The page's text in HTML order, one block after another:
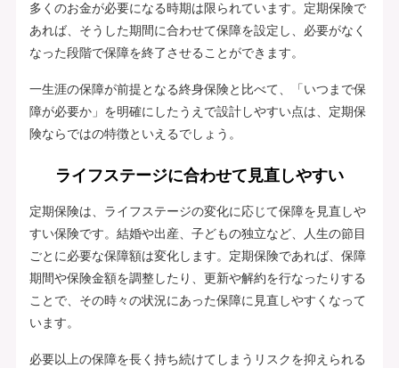
多くのお金が必要になる時期は限られています。定期保険で
あれば、そうした期間に合わせて保障を設定し、必要がなく
なった段階で保障を終了させることができます。
一生涯の保障が前提となる終身保険と比べて、「いつまで保
障が必要か」を明確にしたうえで設計しやすい点は、定期保
険ならではの特徴といえるでしょう。
ライフステージに合わせて見直しやすい
定期保険は、ライフステージの変化に応じて保障を見直しや
すい保険です。結婚や出産、子どもの独立など、人生の節目
ごとに必要な保障額は変化します。定期保険であれば、保障
期間や保険金額を調整したり、更新や解約を行なったりする
ことで、その時々の状況にあった保障に見直しやすくなって
います。
必要以上の保障を長く持ち続けてしまうリスクを抑えられる